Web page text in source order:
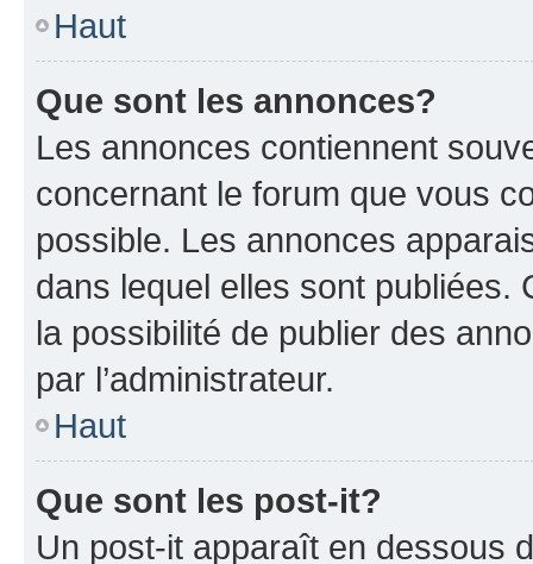
Haut
Que sont les annonces?
Les annonces contiennent
concernant le forum que vous
possible. Les annonces
dans lequel elles sont publiées.
la possibilité de publier des
par l’administrateur.
Haut
Que sont les post-it?
Un post-it apparaît en dessous